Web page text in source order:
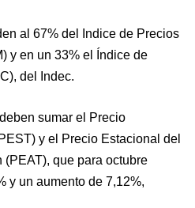
al 67% del Indice de Precios
y en un 33% el Índice de
del Indec.
sumar el Precio
y el Precio Estacional del
(PEAT), que para octubre
y un aumento de 7,12%,